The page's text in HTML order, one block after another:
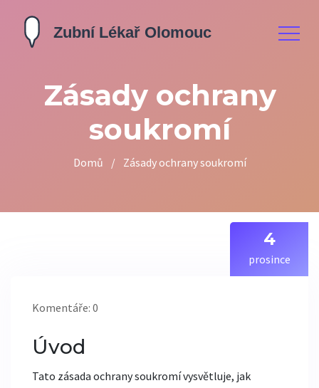
Zásady ochrany
soukromí
Domů / Zásady ochrany soukromí
4
prosince
Komentáře: 0
Úvod
Tato zásada ochrany soukromí vysvětluje, jak